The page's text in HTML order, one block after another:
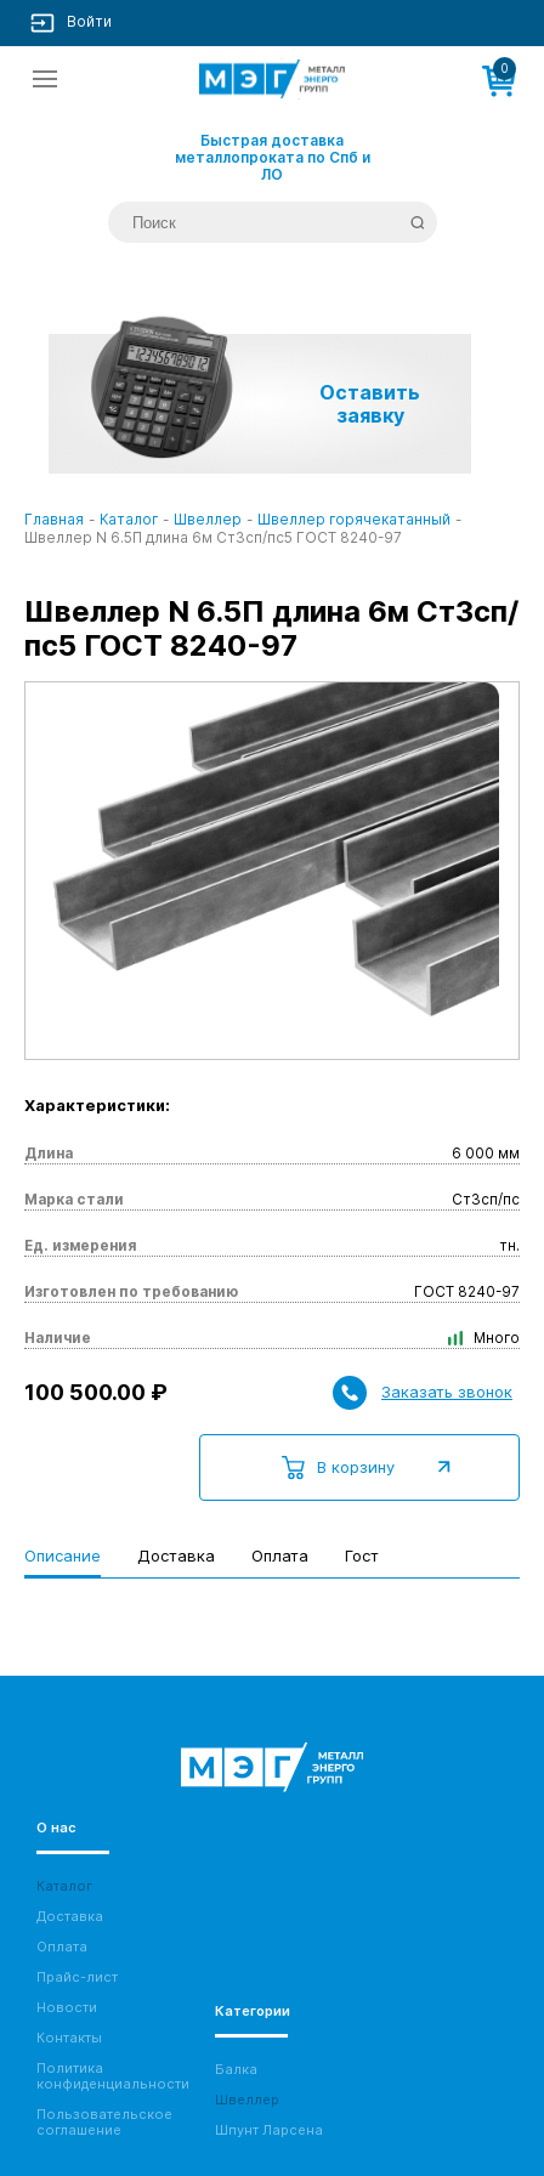
Войти
Быстрая доставка
металлопроката по Спб и
ЛО
Оставить
заявку
0
Главная - Каталог - Швеллер - Швеллер горячекатанный -
Швеллер N 6.5П длина 6м Ст3сп/пс5 ГОСТ 8240-97
Швеллер N 6.5П длина 6м Ст3сп/
пс5 ГОСТ 8240-97
Характеристики:
Длина 6 000 мм
Марка стали Ст3сп/пс
Ед. измерения тн.
Изготовлен по требованию ГОСТ 8240-97
Наличие Много
В корзину
100 500.00 ₽ Заказать звонок
Описание Доставка Оплата Гост
О нас
Каталог
Доставка
Оплата
Прайс-лист
Новости
Контакты
Политика
конфиденциальности
Пользовательское
соглашение
Категории
Балка
Швеллер
Шпунт Ларсена